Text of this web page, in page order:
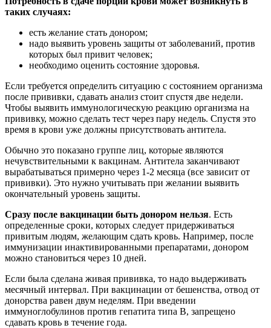
таких случаях:
есть желание стать донором;
надо выявить уровень защиты от заболеваний, против
которых был привит человек;
необходимо оценить состояние здоровья.
Если требуется определить ситуацию с состоянием организма
после прививки, сдавать анализ стоит спустя две недели.
Чтобы выявить иммунологическую реакцию организма на
прививку, можно сделать тест через пару недель. Спустя это
время в крови уже должны присутствовать антитела.
Обычно это показано группе лиц, которые являются
нечувствительными к вакцинам. Антитела заканчивают
вырабатываться примерно через 1-2 месяца (все зависит от
прививки). Это нужно учитывать при желании выявить
окончательный уровень защиты.
Сразу после вакцинации быть донором нельзя. Есть
определенные сроки, которых следует придерживаться
привитым людям, желающим сдать кровь. Например, после
иммунизации инактивированными препаратами, донором
можно становиться через 10 дней.
Если была сделана живая прививка, то надо выдерживать
месячный интервал. При вакцинации от бешенства, отвод от
донорства равен двум неделям. При введении
иммуноглобулинов против гепатита типа В, запрещено
сдавать кровь в течение года.